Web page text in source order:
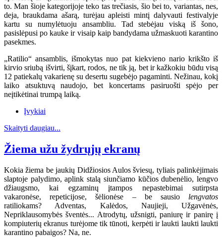
to. Man šioje kategorijoje teko tas trečiasis, šio bei to, variantas, nes,
deja, braukdama ašarą, turėjau apleisti mintį dalyvauti festivalyje
kartu su numylėtuoju ansambliu. Tad stebėjau viską iš šono,
pasislėpusi po kauke ir visaip kaip bandydama užmaskuoti karantino
pasekmes.
„Ratilio“ ansamblis, išmokytas nuo pat kiekvieno nario krikšto iš
kirvio sriubą išvirti, šįkart, rodos, ne tik ją, bet ir kažkokiu būdu visą
12 patiekalų vakarienę su desertu sugebėjo pagaminti. Nežinau, kokį
laiko atsuktuvą naudojo, bet koncertams pasiruošti spėjo per
neįtikėtinai trumpą laiką.
Įvykiai
Skaityti daugiau...
Žiema užu žydrųjų ekranų
Kokia žiema be jaukių Didžiosios Aulos šviesų, tyliais palinkėjimais
slaptoje palydimo, aplink stalą siunčiamo kūčios dubenėlio, lengvo
džiaugsmo, kai egzaminų įtampos nepastebimai sutirpsta
vakaronėse, repeticijose, šėlionėse – be sausio lengvatos
ratiliokams? Adventas, Kalėdos, Naujieji, Užgavėnės,
Nepriklausomybės šventės... Atrodytų, užsnigti, paniurę ir panirę į
kompiuterių ekranus turėjome tik tūnoti, kerpėti ir laukti laukti laukti
karantino pabaigos? Na, ne.